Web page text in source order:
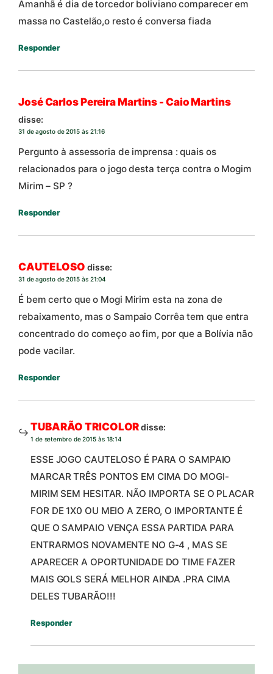
Amanhã é dia de torcedor boliviano comparecer em
massa no Castelão,o resto é conversa fiada
Responder
José Carlos Pereira Martins - Caio Martins
disse:
31 de agosto de 2015 às 21:16
Pergunto à assessoria de imprensa : quais os
relacionados para o jogo desta terça contra o Mogim
Mirim – SP ?
Responder
CAUTELOSO disse:
31 de agosto de 2015 às 21:04
É bem certo que o Mogi Mirim esta na zona de
rebaixamento, mas o Sampaio Corrêa tem que entra
concentrado do começo ao fim, por que a Bolívia não
pode vacilar.
Responder
TUBARÃO TRICOLORdisse:
1 de setembro de 2015 às 18:14
ESSE JOGO CAUTELOSO É PARA O SAMPAIO
MARCAR TRÊS PONTOS EM CIMA DO MOGI-
MIRIM SEM HESITAR. NÃO IMPORTA SE O PLACAR
FOR DE 1X0 OU MEIO A ZERO, O IMPORTANTE É
QUE O SAMPAIO VENÇA ESSA PARTIDA PARA
ENTRARMOS NOVAMENTE NO G-4 , MAS SE
APARECER A OPORTUNIDADE DO TIME FAZER
MAIS GOLS SERÁ MELHOR AINDA .PRA CIMA
DELES TUBARÃO!!!
Responder